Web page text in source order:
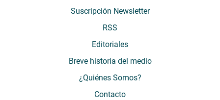
Suscripción Newsletter
RSS
Editoriales
Breve historia del medio
¿Quiénes Somos?
Contacto